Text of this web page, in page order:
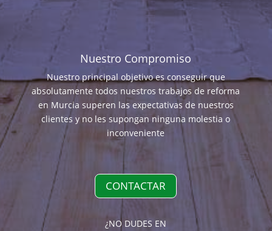
Nuestro Compromiso
Nuestro principal objetivo es conseguir que
absolutamente todos nuestros trabajos de reforma
en Murcia superen las expectativas de nuestros
clientes y no les supongan ninguna molestia o
inconveniente
CONTACTAR
¿NO DUDES EN